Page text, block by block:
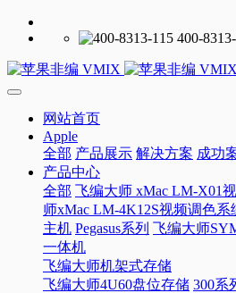
400-
网站首页
Apple
全部 产品展示 解决方案 成功
产品中心
全部 飞编大师 xMac LM-X01
师xMac LM-4K12S视频调色系
主机 Pegasus系列 飞编大师
一体机
飞编大师机架式存储
飞编大师4U60盘位存储 300系